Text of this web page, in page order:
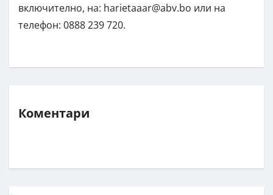
включително, на: harietaaar@abv.bo или на
телефон: 0888 239 720.
Коментари